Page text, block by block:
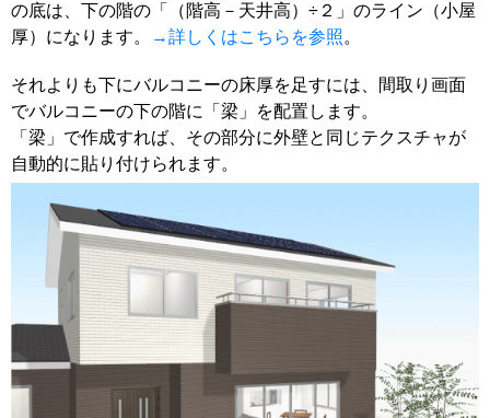
の底は、下の階の「（階高－天井高）÷２」のライン（小屋
厚）になります。
→詳しくはこちらを参照。
それよりも下にバルコニーの床厚を足すには、間取り画面
でバルコニーの下の階に「梁」を配置します。
「梁」で作成すれば、その部分に外壁と同じテクスチャが
自動的に貼り付けられます。